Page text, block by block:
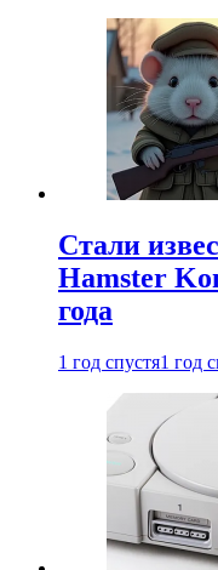
Стали
Hamster
года
1 год спустя1 год